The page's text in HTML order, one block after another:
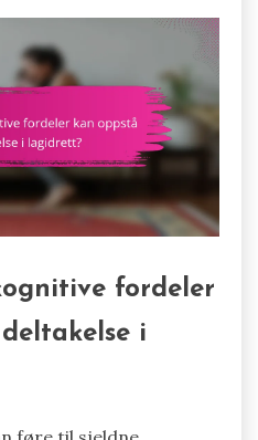
fordeler
i